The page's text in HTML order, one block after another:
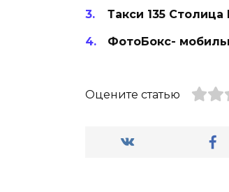
Такси 135
ФотоБокс-
Оцените статью